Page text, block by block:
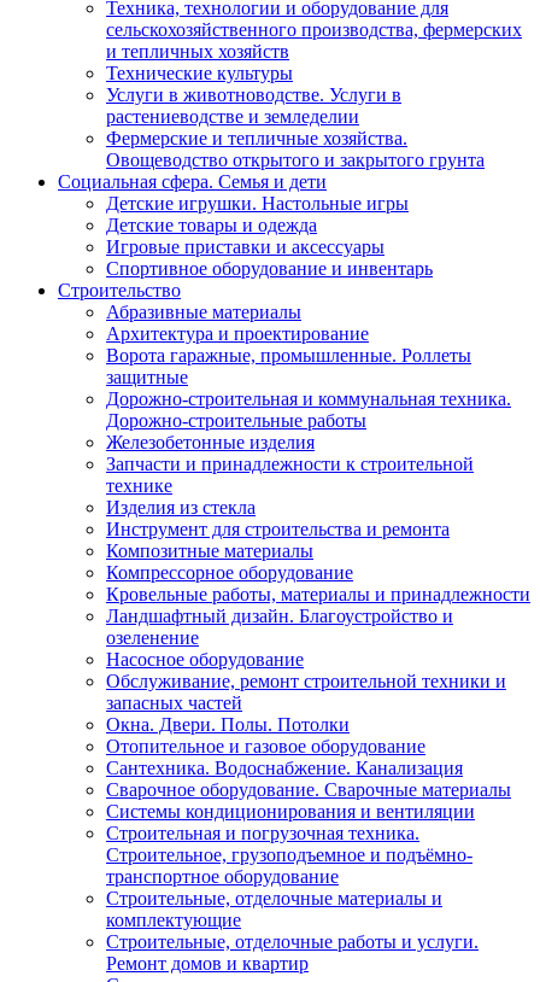
Техника, технологии и оборудование для
сельскохозяйственного производства, фермерских
и тепличных хозяйств
Технические культуры
Услуги в животноводстве. Услуги в
растениеводстве и земледелии
Фермерские и тепличные хозяйства.
Овощеводство открытого и закрытого грунта
Социальная сфера. Семья и дети
Детские игрушки. Настольные игры
Детские товары и одежда
Игровые приставки и аксессуары
Спортивное оборудование и инвентарь
Строительство
Абразивные материалы
Архитектура и проектирование
Ворота гаражные, промышленные. Роллеты
защитные
Дорожно-строительная и коммунальная техника.
Дорожно-строительные работы
Железобетонные изделия
Запчасти и принадлежности к строительной
технике
Изделия из стекла
Инструмент для строительства и ремонта
Композитные материалы
Компрессорное оборудование
Кровельные работы, материалы и принадлежности
Ландшафтный дизайн. Благоустройство и
озеленение
Насосное оборудование
Обслуживание, ремонт строительной техники и
запасных частей
Окна. Двери. Полы. Потолки
Отопительное и газовое оборудование
Сантехника. Водоснабжение. Канализация
Сварочное оборудование. Сварочные материалы
Сиcтемы кондиционирования и вентиляции
Строительная и погрузочная техника.
Строительное, грузоподъемное и подъёмно-
транспортное оборудование
Строительные, отделочные материалы и
комплектующие
Строительные, отделочные работы и услуги.
Ремонт домов и квартир